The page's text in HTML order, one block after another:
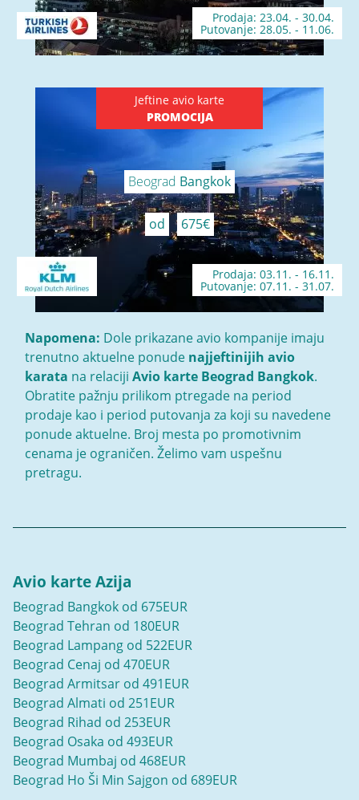
Prodaja: 23.04. - 30.04.
Putovanje: 28.05. - 11.06.
Jeftine avio karte
PROMOCIJA
Beograd Bangkok
od 675€
Prodaja: 03.11. - 16.11.
Putovanje: 07.11. - 31.07.
Napomena: Dole prikazane avio kompanije imaju
trenutno aktuelne ponude najjeftinijih avio
karata na relaciji Avio karte Beograd Bangkok.
Obratite pažnju prilikom ptregade na period
prodaje kao i period putovanja za koji su navedene
ponude aktuelne. Broj mesta po promotivnim
cenama je ograničen. Želimo vam uspešnu
pretragu.
Avio karte Azija
Beograd Bangkok od 675EUR
Beograd Tehran od 180EUR
Beograd Lampang od 522EUR
Beograd Cenaj od 470EUR
Beograd Armitsar od 491EUR
Beograd Almati od 251EUR
Beograd Rihad od 253EUR
Beograd Osaka od 493EUR
Beograd Mumbaj od 468EUR
Beograd Ho Ši Min Sajgon od 689EUR